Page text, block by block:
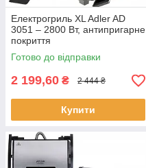
Електрогриль XL Adler AD
3051 – 2800 Вт, антипригарне
покриття
Готово до відправки
2 199,60 ₴ 2 444 ₴
Купити